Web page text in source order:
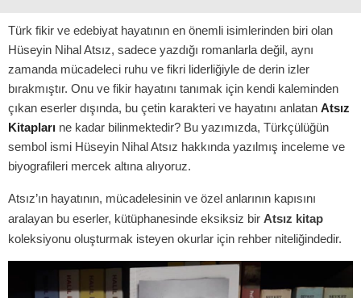
Türk fikir ve edebiyat hayatının en önemli isimlerinden biri olan
Hüseyin Nihal Atsız, sadece yazdığı romanlarla değil, aynı
zamanda mücadeleci ruhu ve fikri liderliğiyle de derin izler
bırakmıştır. Onu ve fikir hayatını tanımak için kendi kaleminden
çıkan eserler dışında, bu çetin karakteri ve hayatını anlatan Atsız
Kitapları ne kadar bilinmektedir? Bu yazımızda, Türkçülüğün
sembol ismi Hüseyin Nihal Atsız hakkında yazılmış inceleme ve
biyografileri mercek altına alıyoruz.
Atsız’ın hayatının, mücadelesinin ve özel anlarının kapısını
aralayan bu eserler, kütüphanesinde eksiksiz bir Atsız kitap
koleksiyonu oluşturmak isteyen okurlar için rehber niteliğindedir.